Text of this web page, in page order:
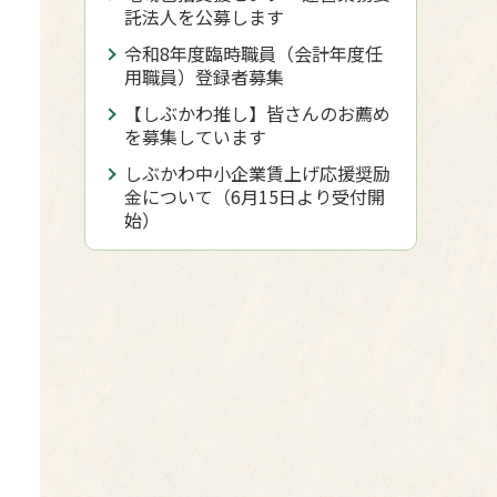
託法人を公募します
令和8年度臨時職員（会計年度任
用職員）登録者募集
【しぶかわ推し】皆さんのお薦め
を募集しています
しぶかわ中小企業賃上げ応援奨励
金について（6月15日より受付開
始）